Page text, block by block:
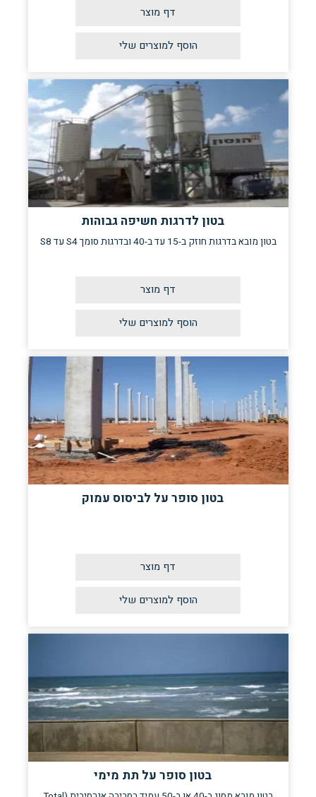
דף מוצר
בטון לדרגות חשיפה גבוהות
בטון מובא בדרגות חוזק ב-15 עד ב-40 ובדרגות סומך S4 עד S8
דף מוצר
בטון סופר על לביסוס עמוק
דף מוצר
בטון סופר על תת מימי